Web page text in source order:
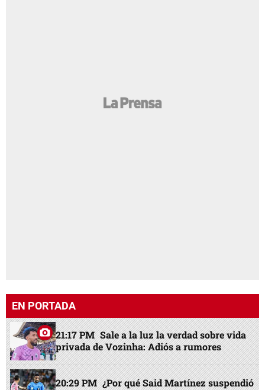
EN PORTADA
21:17 PM Sale a la luz la verdad sobre vida
privada de Vozinha: Adiós a rumores
20:29 PM ¿Por qué Said Martínez suspendió